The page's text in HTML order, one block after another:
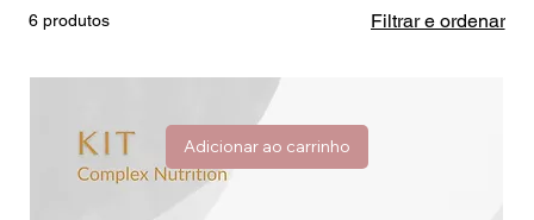
6 produtos Filtrar e ordenar
Adicionar ao carrinho